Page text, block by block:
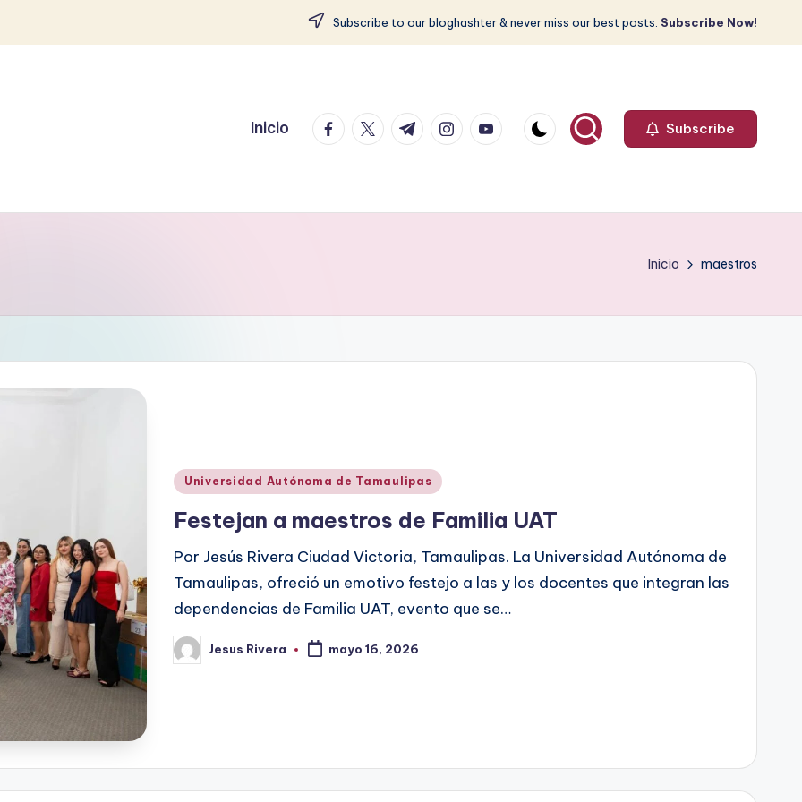
Subscribe to our bloghashter & never miss our best posts. Subscribe Now!
Inicio facebook.com
twitter.com
t.me instagram.com
youtube.com Subscribe
Inicio maestros
Publicado
Universidad Autónoma de Tamaulipas
Festejan a maestros de Familia UAT
Por Jesús Rivera Ciudad Victoria, Tamaulipas. La Universidad Autónoma de
Tamaulipas, ofreció un emotivo festejo a las y los docentes que integran las
dependencias de Familia UAT, evento que se…
Publicado
por
Jesus Rivera mayo 16, 2026